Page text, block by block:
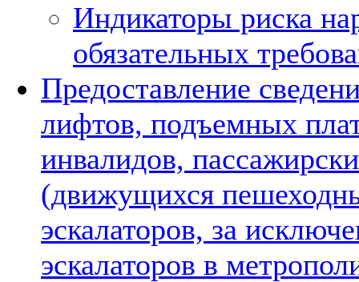
Индикаторы риска
обязательных
Предоставление
лифтов, подъемных
инвалидов,
(движущихся
эскалаторов, за
эскалаторов в